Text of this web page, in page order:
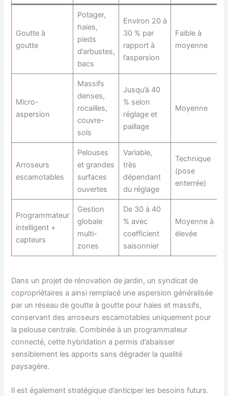
Goutte à
goutte
Potager,
haies,
pieds
d’arbustes,
bacs
Environ 20 à
30 % par
rapport à
l’aspersion
Faible à
moyenne
Micro-
aspersion
Massifs
denses,
rocailles,
couvre-
sols
Jusqu’à 40
% selon
réglage et
paillage
Moyenne
Arroseurs
escamotables
Pelouses
et grandes
surfaces
ouvertes
Variable,
très
dépendant
du réglage
Technique
(pose
enterrée)
Programmateur
intelligent +
capteurs
Gestion
globale
multi-
zones
De 30 à 40
% avec
coefficient
saisonnier
Moyenne à
élevée
Dans un projet de rénovation de jardin, un syndicat de
copropriétaires a ainsi remplacé une aspersion généralisée
par un réseau de goutte à goutte pour haies et massifs,
conservant des arroseurs escamotables uniquement pour
la pelouse centrale. Combinée à un programmateur
connecté, cette hybridation a permis d’abaisser
sensiblement les apports sans dégrader la qualité
paysagère.
Il est également stratégique d’anticiper les besoins futurs.